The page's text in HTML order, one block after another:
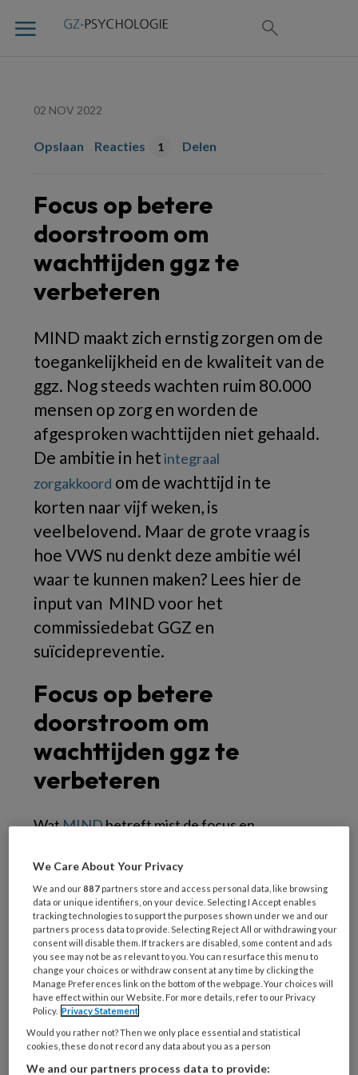
02 NOV 2022
Opslaan Reacties 1 Delen
Focus op betere
doorstroom om
wachttijden ggz te
verbeteren
MIND maakt zich ernstig zorgen om de
toegankelijkheid en de kwaliteit van de
ggz. Nog steeds wachten ruim 80.000
mensen op zorg en worden de
afgesproken wachttijden niet gehaald.
De ambitie in hetintegraal
zorgakkoord om de wachttijd in te
korten naar vijf weken, is
veelbelovend. Maar de grote vraag is
hoe VWS nu denkt deze ambitie wél
waar te kunnen maken? Lees hier de
input van MIND voor het
commissiedebat GGZ en
suïcidepreventie.
Focus op betere
doorstroom om
wachttijden ggz te
verbeteren
WatMINDbetreft mist de focus en
van mensen met klachten te beperken en moet
de zorg zelf optimaal inzetten om de
doorstroom en de uitstroom te bevorderen.
Woensdag 2 november debatteert de Vaste
Kamercommissie VWS over de ggz en
suïcidepreventie.
Preventie om vraag naar
ggz te verminderen
We Care About Your Privacy
We and our887 partners store and access personal data, like browsing
data or unique identifiers, on your device. Selecting I Accept enables
tracking technologies to support the purposes shown under we and our
partners process data to provide. Selecting Reject All or withdrawing your
consent will disable them. If trackers are disabled, some content and ads
you see may not be as relevant to you. You can resurface this menu to
change your choices or withdraw consent at any time by clicking the
Manage Preferences link on the bottom of the webpage. Your choices will
have effect within our Website. For more details, refer to our Privacy
Policy. Privacy Statement
Would you rather not? Then we only place essential and statistical
cookies, these do not record any data about you as a person
We and our partners process data to provide: